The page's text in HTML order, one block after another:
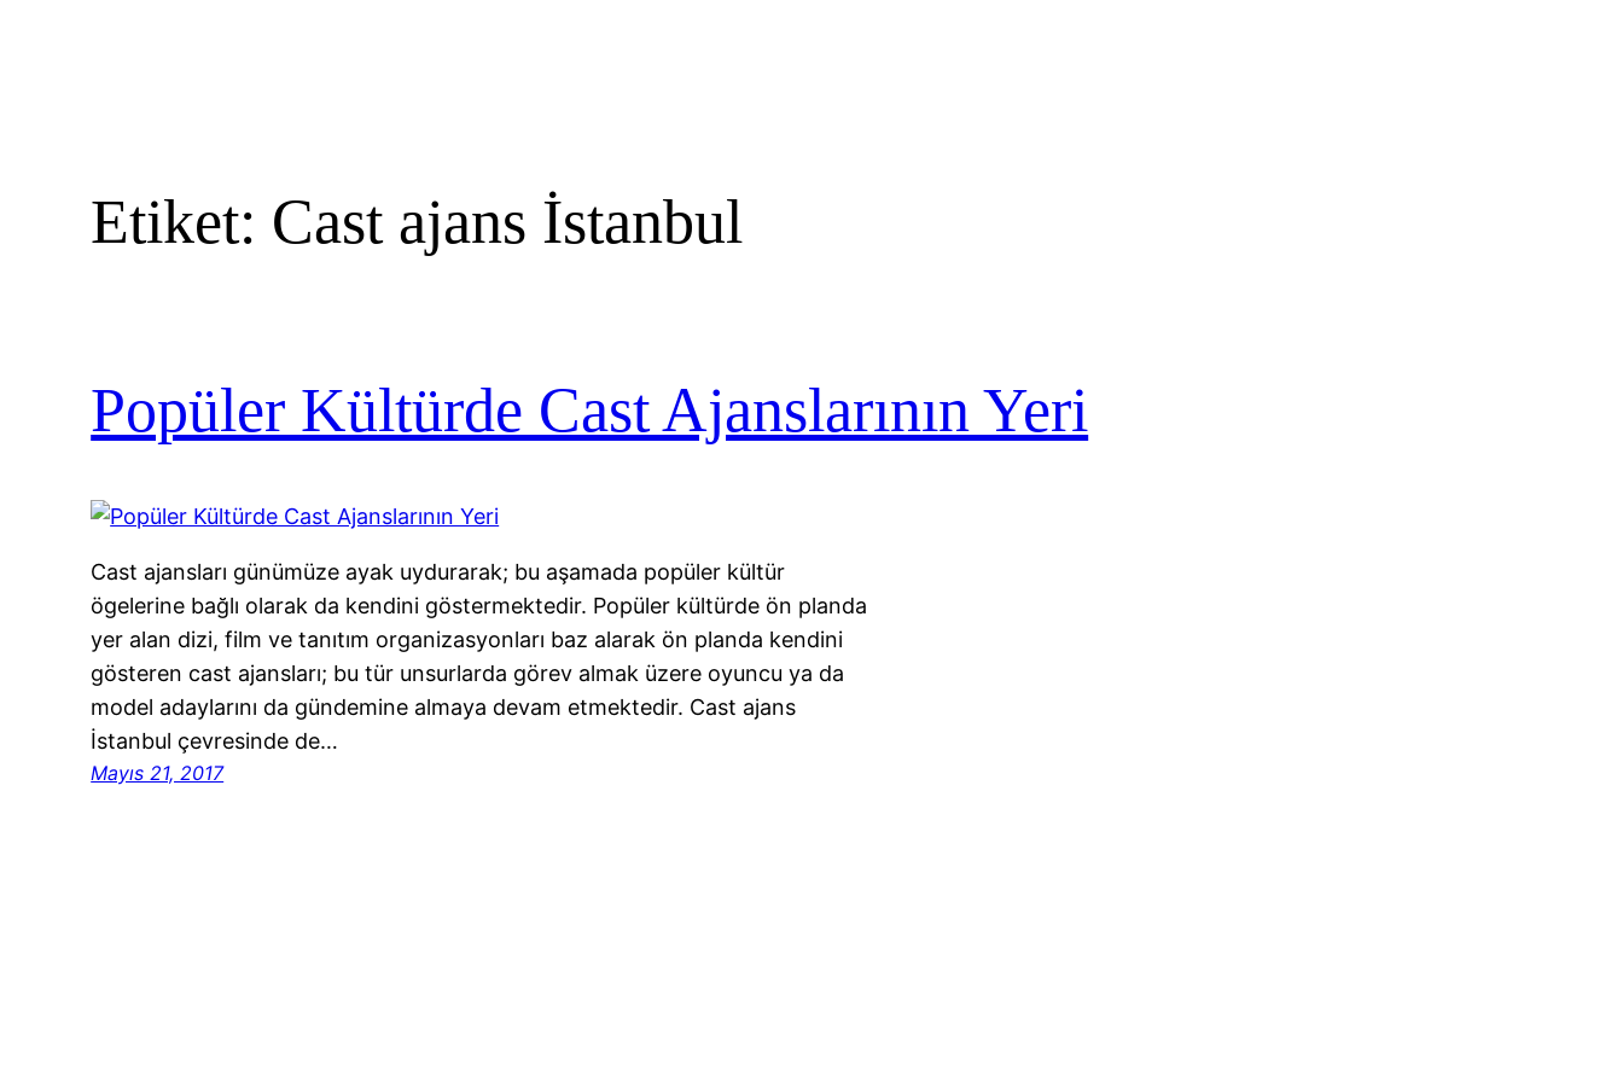
Etiket: Cast ajans İstanbul
Popüler Kültürde Cast Ajanslarının Yeri
Cast ajansları günümüze ayak uydurarak; bu aşamada popüler kültür
ögelerine bağlı olarak da kendini göstermektedir. Popüler kültürde ön planda
yer alan dizi, film ve tanıtım organizasyonları baz alarak ön planda kendini
gösteren cast ajansları; bu tür unsurlarda görev almak üzere oyuncu ya da
model adaylarını da gündemine almaya devam etmektedir. Cast ajans
İstanbul çevresinde de…
Mayıs 21, 2017